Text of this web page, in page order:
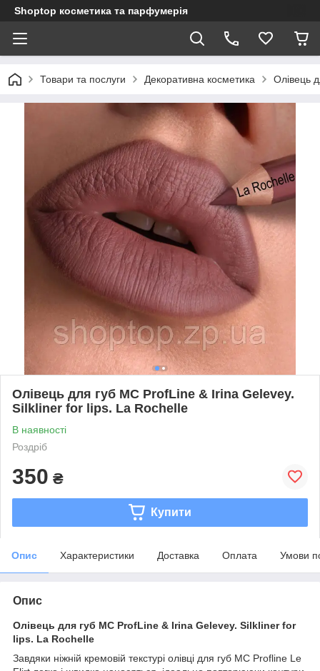
Shoptop косметика та парфумерія
Товари та послуги Декоративна косметика Олівець
Олівець для губ MC ProfLine & Irina Gelevey.
Silkliner for lips. La Rochelle
В наявності
Роздріб
350 ₴
Купити
Опис Характеристики Доставка Оплата Умови
Опис
Олівець для губ MC ProfLine & Irina Gelevey. Silkliner for
lips. La Rochelle
Завдяки ніжній кремовій текстурі олівці для губ MC Profline Le